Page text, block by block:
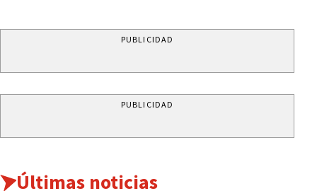
PUBLICIDAD
PUBLICIDAD
Últimas noticias